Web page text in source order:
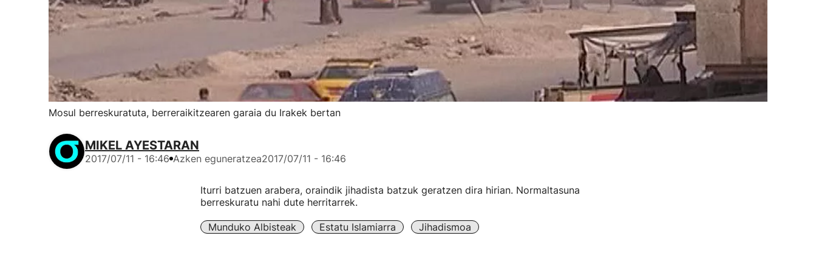
Mosul berreskuratuta, berreraikitzearen garaia du Irakek bertan
MIKEL AYESTARAN
2017/07/11 - 16:46 Azken eguneratzea2017/07/11 - 16:46
Iturri batzuen arabera, oraindik jihadista batzuk geratzen dira hirian. Normaltasuna
berreskuratu nahi dute herritarrek.
Munduko Albisteak Estatu Islamiarra Jihadismoa